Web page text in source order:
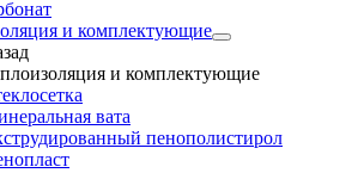
и комплектующие
и комплектующие
вата
пенополистирол